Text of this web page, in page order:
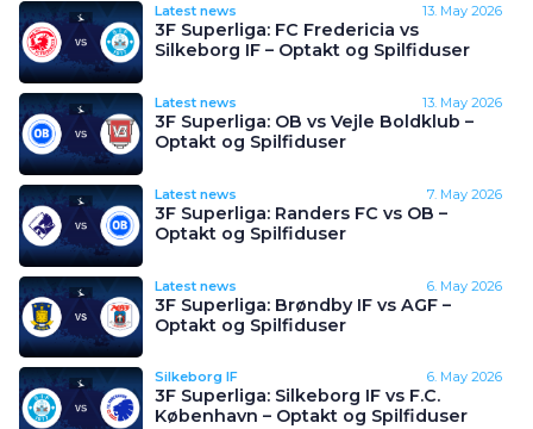
Latest news 13. May 2026
3F Superliga: FC Fredericia vs
Silkeborg IF – Optakt og Spilfiduser
Latest news 13. May 2026
3F Superliga: OB vs Vejle Boldklub –
Optakt og Spilfiduser
Latest news 7. May 2026
3F Superliga: Randers FC vs OB –
Optakt og Spilfiduser
Latest news 6. May 2026
3F Superliga: Brøndby IF vs AGF –
Optakt og Spilfiduser
Silkeborg IF 6. May 2026
3F Superliga: Silkeborg IF vs F.C.
København – Optakt og Spilfiduser